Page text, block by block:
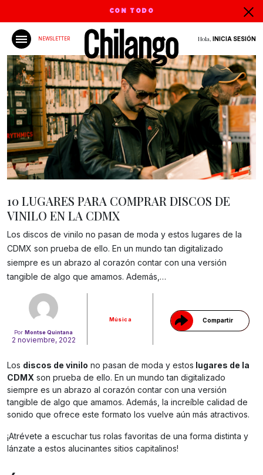
CON TODO
NEWSLETTER Hola, INICIA SESIÓN
PorMontse Quintana
2 noviembre, 2022
Música Compartir
Gracias!
10 LUGARES PARA COMPRAR DISCOS DE
VINILO EN LA CDMX
Los discos de vinilo no pasan de moda y estos lugares de la
CDMX son prueba de ello. En un mundo tan digitalizado
siempre es un abrazo al corazón contar con una versión
tangible de algo que amamos. Además,…
Los discos de vinilo no pasan de moda y estos lugares de la
CDMX son prueba de ello. En un mundo tan digitalizado
siempre es un abrazo al corazón contar con una versión
tangible de algo que amamos. Además, la increíble calidad de
sonido que ofrece este formato los vuelve aún más atractivos.
¡Atrévete a escuchar tus rolas favoritas de una forma distinta y
lánzate a estos alucinantes sitios capitalinos!